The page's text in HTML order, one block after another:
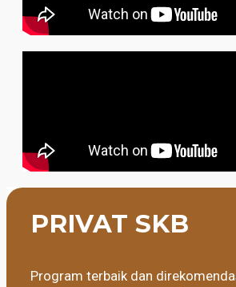
PRIVAT SKB
Program terbaik dan